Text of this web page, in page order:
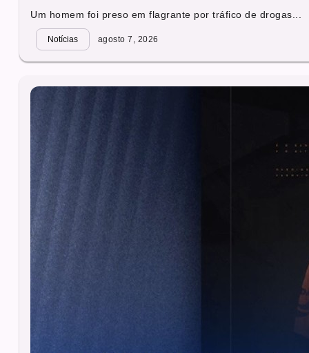
Um homem foi preso em flagrante por tráfico de drogas...
Notícias agosto 7, 2026